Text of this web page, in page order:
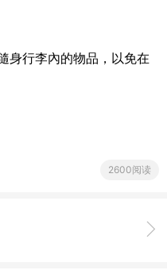
身行李內的物品，以免在
2600阅读